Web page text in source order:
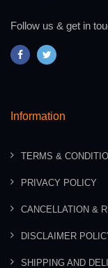
Follow us & get in
Information
TERMS &
PRIVACY POLICY
CANCELLATION &
DISCLAIMER
SHIPPING AND